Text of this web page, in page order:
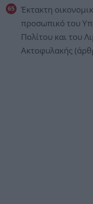
Έκτακτη
προσωπικό του
Πολίτου και του
Ακτοφυλακής